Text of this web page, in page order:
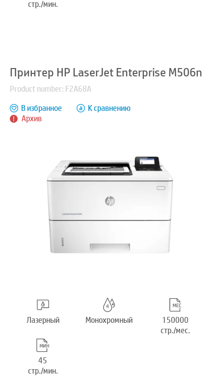
стр./мин.
Принтер HP LaserJet Enterprise M506n
Product number: F2A68A
Архив
В избранное К сравнению
Лазерный Монохромный
150000
стр./мес.
45
стр./мин.